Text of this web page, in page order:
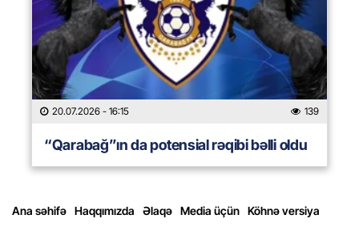
20.07.2026 - 16:15 139
“Qarabağ”ın da potensial rəqibi bəlli oldu
Ana səhifə Haqqımızda Əlaqə Media üçün Köhnə versiya